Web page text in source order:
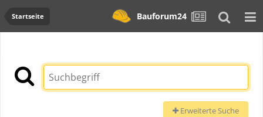
Startseite Bauforum24
Erweiterte Suche